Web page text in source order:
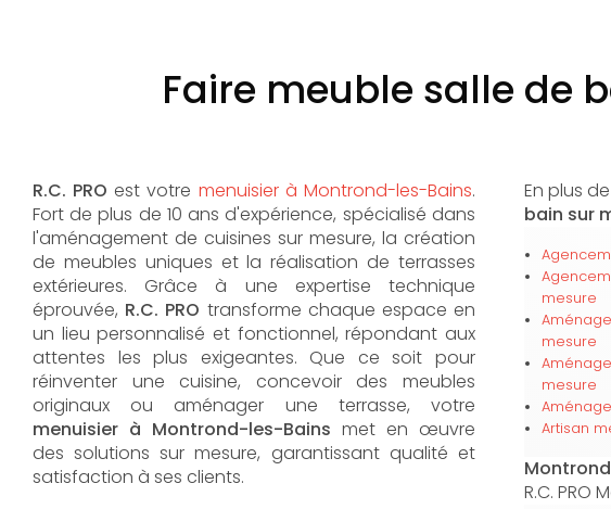
Faire meuble salle de
R.C. PROest votre menuisier à Montrond-les-Bains.
Fort de plus de 10 ans d'expérience, spécialisé dans
l'aménagement de cuisines sur mesure, la création
de meubles uniques et la réalisation de terrasses
extérieures. Grâce à une expertise technique
éprouvée, R.C. PRO transforme chaque espace en
un lieu personnalisé et fonctionnel, répondant aux
attentes les plus exigeantes. Que ce soit pour
réinventer une cuisine, concevoir des meubles
originaux ou aménager une terrasse, votre
menuisier à Montrond-les-Bains met en œuvre
des solutions sur mesure, garantissant qualité et
satisfaction à ses clients.
En plus
bain sur
mesure
mesure
mesure
Artisan
R.C. PRO